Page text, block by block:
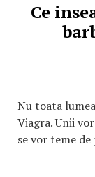
Ce
Nu toata
Viagra. Unii
se vor teme